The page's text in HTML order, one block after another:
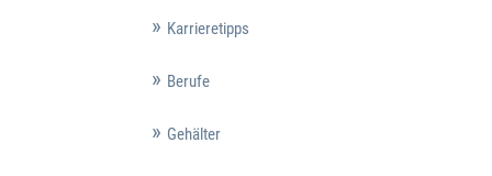
Karrieretipps
Berufe
Gehälter